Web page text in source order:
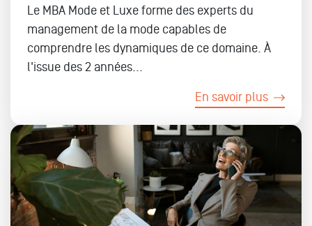
Le MBA Mode et Luxe forme des experts du
management de la mode capables de
comprendre les dynamiques de ce domaine. À
l'issue des 2 années...
En savoir plus